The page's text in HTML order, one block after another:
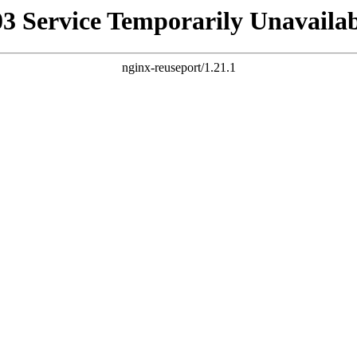
Service Temporarily
nginx-reuseport/1.21.1